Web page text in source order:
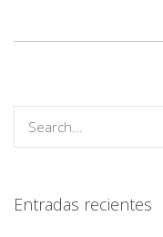
Entradas recientes